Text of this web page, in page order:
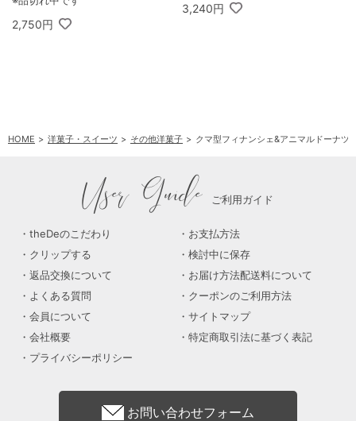
2,750円
3,240円
HOME 洋菓子・スイーツ その他洋菓子 クマ型フィナンシェ&アニマルドーナツ
User Guide ご利用ガイド
theDeのこだわり
お支払方法
クリップする
検討中に保存
返品交換について
お届け方法配送料について
よくある質問
クーポンのご利用方法
会員について
サイトマップ
会社概要
特定商取引法に基づく表記
プライバシーポリシー
お問い合わせフォーム